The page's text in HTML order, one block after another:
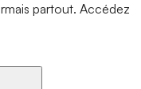
partout. Accédez